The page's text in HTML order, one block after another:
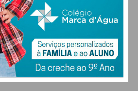
SERVIÇO EM PAÇOS DE